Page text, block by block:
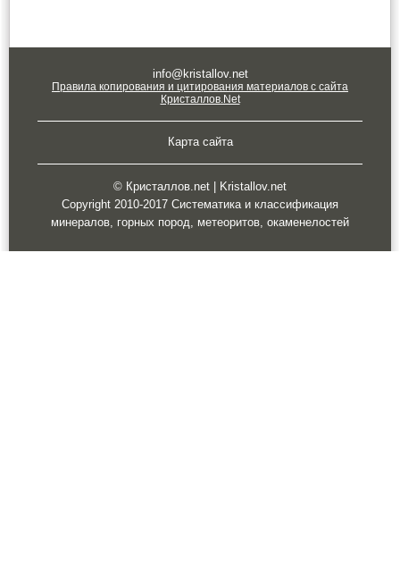
info@kristallov.net
Правила копирования и цитирования материалов с сайта
Кристаллов.Net
Карта сайта
© Кристаллов.net | Kristallov.net
Copyright 2010-2017 Систематика и классификация
минералов, горных пород, метеоритов, окаменелостей